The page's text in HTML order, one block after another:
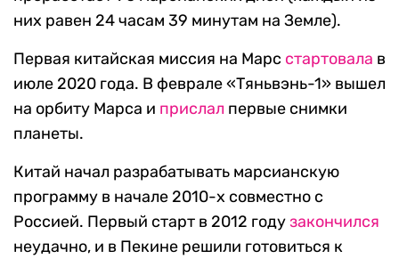
них равен 24 часам 39 минутам на Земле).
Первая китайская миссия на Марс стартовала в
июле 2020 года. В феврале «Тяньвэнь-1» вышел
на орбиту Марса и прислал первые снимки
планеты.
Китай начал разрабатывать марсианскую
программу в начале 2010-х совместно с
Россией. Первый старт в 2012 годузакончился
неудачно, и в Пекине решили готовиться к